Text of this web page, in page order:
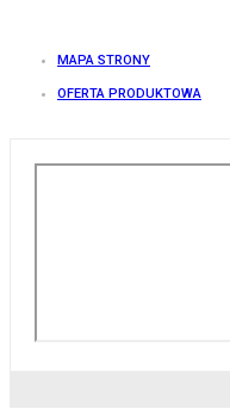
MAPA STRONY
OFERTA PRODUKTOWA